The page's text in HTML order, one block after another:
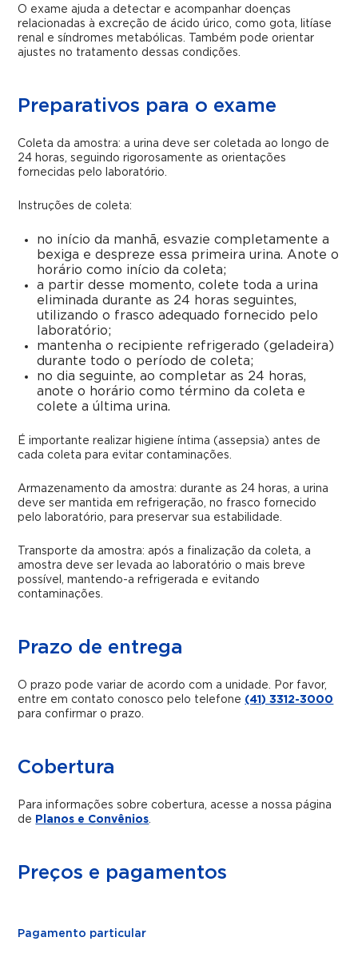
O exame ajuda a detectar e acompanhar doenças
relacionadas à excreção de ácido úrico, como gota, litíase
renal e síndromes metabólicas. Também pode orientar
ajustes no tratamento dessas condições.
Preparativos para o exame
Coleta da amostra: a urina deve ser coletada ao longo de
24 horas, seguindo rigorosamente as orientações
fornecidas pelo laboratório.
Instruções de coleta:
no início da manhã, esvazie completamente a
bexiga e despreze essa primeira urina. Anote o
horário como início da coleta;
a partir desse momento, colete toda a urina
eliminada durante as 24 horas seguintes,
utilizando o frasco adequado fornecido pelo
laboratório;
mantenha o recipiente refrigerado (geladeira)
durante todo o período de coleta;
no dia seguinte, ao completar as 24 horas,
anote o horário como término da coleta e
colete a última urina.
É importante realizar higiene íntima (assepsia) antes de
cada coleta para evitar contaminações.
Armazenamento da amostra: durante as 24 horas, a urina
deve ser mantida em refrigeração, no frasco fornecido
pelo laboratório, para preservar sua estabilidade.
Transporte da amostra: após a finalização da coleta, a
amostra deve ser levada ao laboratório o mais breve
possível, mantendo-a refrigerada e evitando
contaminações.
Prazo de entrega
O prazo pode variar de acordo com a unidade. Por favor,
entre em contato conosco pelo telefone (41) 3312-3000
para confirmar o prazo.
Cobertura
Para informações sobre cobertura, acesse a nossa página
de Planos e Convênios.
Preços e pagamentos
Pagamento particular